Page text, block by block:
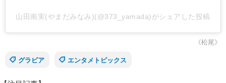
山田南実(やまだみなみ)(@373_yamada)がシェアした投稿
《松尾》
グラビア
エンタメトピックス